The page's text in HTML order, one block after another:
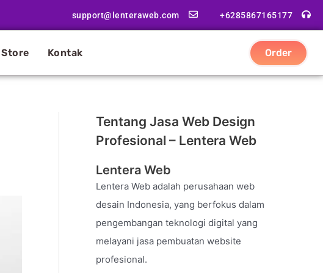
support@lenteraweb.com +6285867165177
Store Kontak Order
Tentang Jasa Web Design
Profesional – Lentera Web
Lentera Web
Lentera Web adalah perusahaan web
desain Indonesia, yang berfokus dalam
pengembangan teknologi digital yang
melayani jasa pembuatan website
profesional.